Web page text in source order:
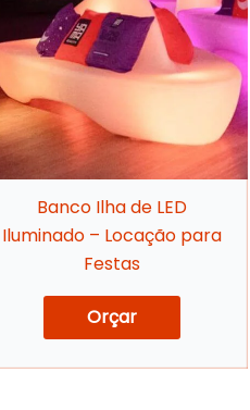
Banco Ilha de LED
Iluminado – Locação para
Festas
Orçar